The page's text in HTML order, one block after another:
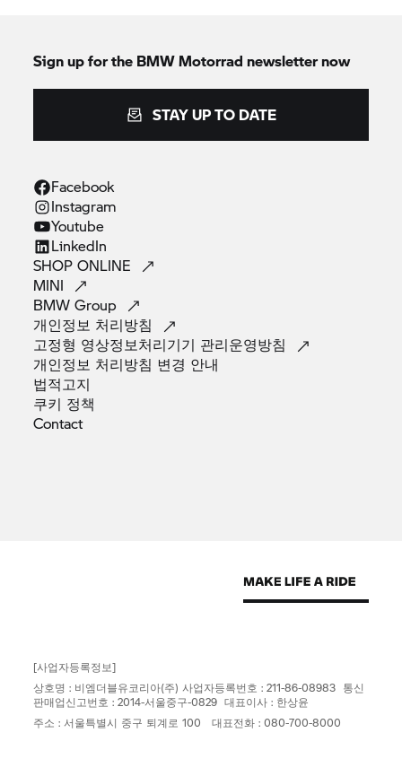
Sign up for the BMW Motorrad newsletter now
STAY UP TO DATE
Facebook
Instagram
Youtube
LinkedIn
SHOPONLINE
MINI
BMWGroup
개인정보 처리방침
고정형 영상정보처리기기 관리운영방침
개인정보 처리방침 변경 안내
법적고지
쿠키 정책
Contact
[사업자등록정보]
상호명 : 비엠더블유코리아(주) 사업자등록번호 : 211-86-08983 통신
판매업신고번호 : 2014-서울중구-0829 대표이사 : 한상윤
주소 : 서울특별시 중구 퇴계로 100 대표전화 : 080-700-8000